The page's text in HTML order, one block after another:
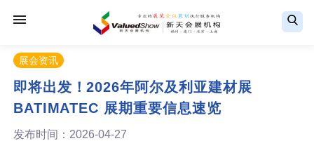
展会资讯
即将出发！2026年阿尔及利亚建材展
BATIMATEC 展期重要信息速览
发布时间：2026-04-27